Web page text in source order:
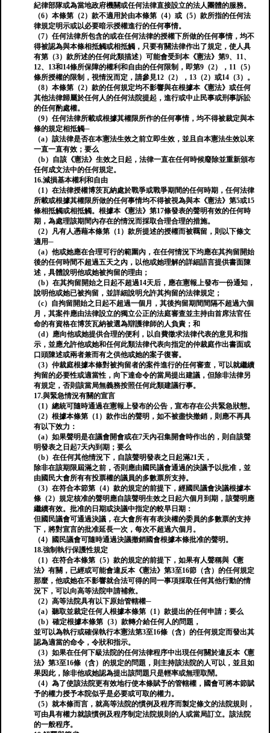
紀律部隊或為當地政府機關或任何法律直接設立的法人團體的服務。
（6）本條第（2）款不適用於由本條第（4）或（5）款所指的任何法
律規定明示或以必要暗示授權進行的任何事情。
（7）任何法律所包含的或在任何法律的授權下所做的任何事情，均不
得被認為與本條相抵觸或相抵觸，只要有關法律作出了規定，使人具
有第（3）款所述的任何此類描述）可能會受到本《憲法》第9、11、
12、13和14條所保障的權利和自由的任何限制，即第9（2），11（5）
條所授權的限制，視情況而定，請參見12（2），13（2）或14（3）。
（8）本條第（2）款的任何規定均不影響與在根據本《憲法》或任何
其他法律歸屬於任何人的任何法院提起，進行或中止民事或刑事訴訟
的任何酌處權。
（9）任何法律所載或根據其權限所作的任何事情，均不得被裁定與本
條的規定相抵觸─
（a）該法律是否在本憲法生效之前立即生效，並且自本憲法生效以來
一直一直有效；要么
（b）自該《憲法》生效之日起，法律一直在任何時候廢除並重新頒布
任何成文法中的任何規定。
16.減損基本權利和自由
（1）在法律授權博茨瓦納處於戰爭或戰爭期間的任何時期，任何法律
所載或根據其權限所做的任何事情均不得被視為與本《憲法》第5或15
條相抵觸或相抵觸。根據本《憲法》第17條發表的聲明有效的任何時
期，為處理該期間內存在的情況而採取合理合理的措施。
（2）凡有人憑藉本條第（1）款所提述的授權而被羈留，則以下條文
適用─
（a）他或她應在合理可行的範圍內，在任何情況下均應在其拘留開始
後的任何時間不超過五天之內，以他或她理解的詳細語言提供書面陳
述，具體說明他或她被拘留的理由；
（b）在其拘留開始之日起不超過14天后，應在憲報上發布一份通知，
說明他或她已被拘留，並詳細說明允許其拘留的法律規定；
（c）自拘留開始之日起不超過一個月，其後拘留期間間隔不超過六個
月，其案件應由法律設立的獨立公正的法庭審查並主持由首席法官任
命的有資格在博茨瓦納被選為辯護律師的人負責；和
（d）應向他或她提供合理的便利，以自費徵求法律代表的意見和指
示，並應允許他或她和任何此類法律代表向指定的仲裁庭作出書面或
口頭陳述或兩者兼而有之供他或她的案子復審。
（3）仲裁庭根據本條對被拘留者的案件進行的任何審查，可以就繼續
拘留的必要性或適當性，向下達命令的當局提出建議，但除非法律另
有規定，否則該當局無義務按照任何此類建議行事。
17.與緊急情況有關的宣言
（1）總統可隨時通過在憲報上發布的公告，宣布存在公共緊急狀態。
（2）根據本條第（1）款作出的聲明，如不被盡快撤銷，則應不再具
有以下效力：
（a）如果聲明是在議會開會或在7天內召集開會時作出的，則自該聲
明發表之日起7天內到期；要么
（b）在任何其他情況下，自該聲明發表之日起滿21天，
除非在該期限屆滿之前，否則應由國民議會通過的決議予以批准，並
由國民大會所有有投票權的議員的多數票所支持。
（3）在符合本節第（4）款的規定的前提下，經國民議會決議根據本
條（2）規定核准的聲明應自該聲明生效之日起六個月到期，該聲明應
繼續有效。批准的日期或決議中指定的較早日期：
但國民議會可通過決議，在大會所有有表決權的委員的多數票的支持
下，將對宣言的批准延長一次，每次不超過六個月。
（4）國民議會可隨時通過決議撤銷國會根據本條批准的聲明。
18.強制執行保護性規定
（1）在符合本條第（5）款的規定的前提下，如果有人聲稱與《憲
法》有關，已經或可能會違反本《憲法》第3至16節（含）的任何規定
那麼，他或她在不影響就合法可得的同一事項採取任何其他行動的情
況下，可以向高等法院申請補救。
（2）高等法院具有以下原始管轄權─
（a）聽取並裁定任何人根據本條第（1）款提出的任何申請；要么
（b）確定根據本條第（3）款轉介給任何人的問題，
並可以為執行或確保執行本憲法第3至16條（含）的任何規定而發出其
認為適當的命令，令狀和指示。
（3）如果在任何下級法院的任何法律程序中出現任何關於違反本《憲
法》第3至16條（含）的規定的問題，則主持該法院的人可以，並且如
果因此，除非他或她認為提出該問題只是輕率或無理取鬧。
（4）為了使該法院更有效地行使本條賦予的管轄權，國會可將本節賦
予的權力授予本院似乎是必要或可取的權力。
（5）就本條而言，就高等法院的慣例及程序而製定條文的法院規則，
可由具有權力就該慣例及程序制定法院規則的人或當局訂立。該法院
的一般程序。